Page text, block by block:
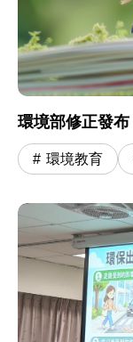
環境部修正發布
環境教育